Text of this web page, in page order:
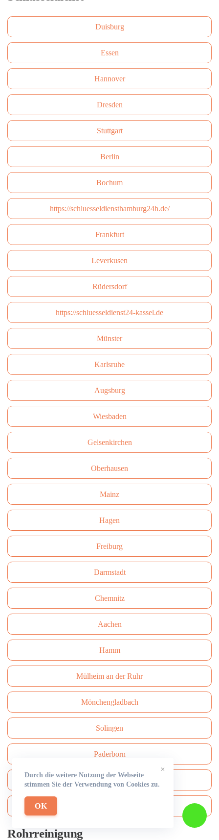
Duisburg
Essen
Hannover
Dresden
Stuttgart
Berlin
Bochum
https://schluesseldiensthamburg24h.de/
Frankfurt
Leverkusen
Rüdersdorf
https://schluesseldienst24-kassel.de
Münster
Karlsruhe
Augsburg
Wiesbaden
Gelsenkirchen
Oberhausen
Mainz
Hagen
Freiburg
Darmstadt
Сhemnitz
Aachen
Hamm
Mülheim an der Ruhr
Mönchengladbach
Solingen
Paderborn
Bottrop
Rohrreinigung
×
Durch die weitere Nutzung der Webseite
stimmen Sie der Verwendung von Cookies zu.
OK